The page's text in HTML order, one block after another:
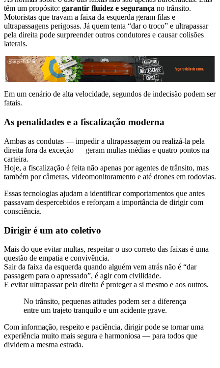
têm um propósito: garantir fluidez e segurança no trânsito.
Motoristas que travam a faixa da esquerda geram filas e
ultrapassagens perigosas. Já quem tenta “dar o troco” e ultrapassar
pela direita pode surpreender outros condutores e causar colisões
laterais.
Em um cenário de alta velocidade, segundos de indecisão podem ser
fatais.
As penalidades e a fiscalização moderna
Ambas as condutas — impedir a ultrapassagem ou realizá-la pela
direita fora da exceção — geram multas médias e quatro pontos na
carteira.
Hoje, a fiscalização é feita não apenas por agentes de trânsito, mas
também por câmeras, videomonitoramento e até drones em rodovias.
Essas tecnologias ajudam a identificar comportamentos que antes
passavam despercebidos e reforçam a importância de dirigir com
consciência.
Dirigir é um ato coletivo
Mais do que evitar multas, respeitar o uso correto das faixas é uma
questão de empatia e convivência.
Sair da faixa da esquerda quando alguém vem atrás não é “dar
passagem para o apressado”, é agir com civilidade.
E evitar ultrapassar pela direita é proteger a si mesmo e aos outros.
No trânsito, pequenas atitudes podem ser a diferença
entre um trajeto tranquilo e um acidente grave.
Com informação, respeito e paciência, dirigir pode se tornar uma
experiência muito mais segura e harmoniosa — para todos que
dividem a mesma estrada.